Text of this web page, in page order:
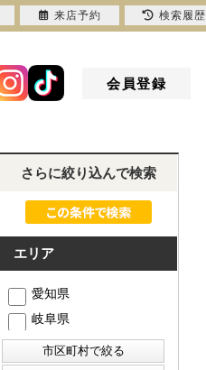
会員登録
さらに絞り込んで検索
エリア
愛知県
岐阜県
来店予約 検索履歴